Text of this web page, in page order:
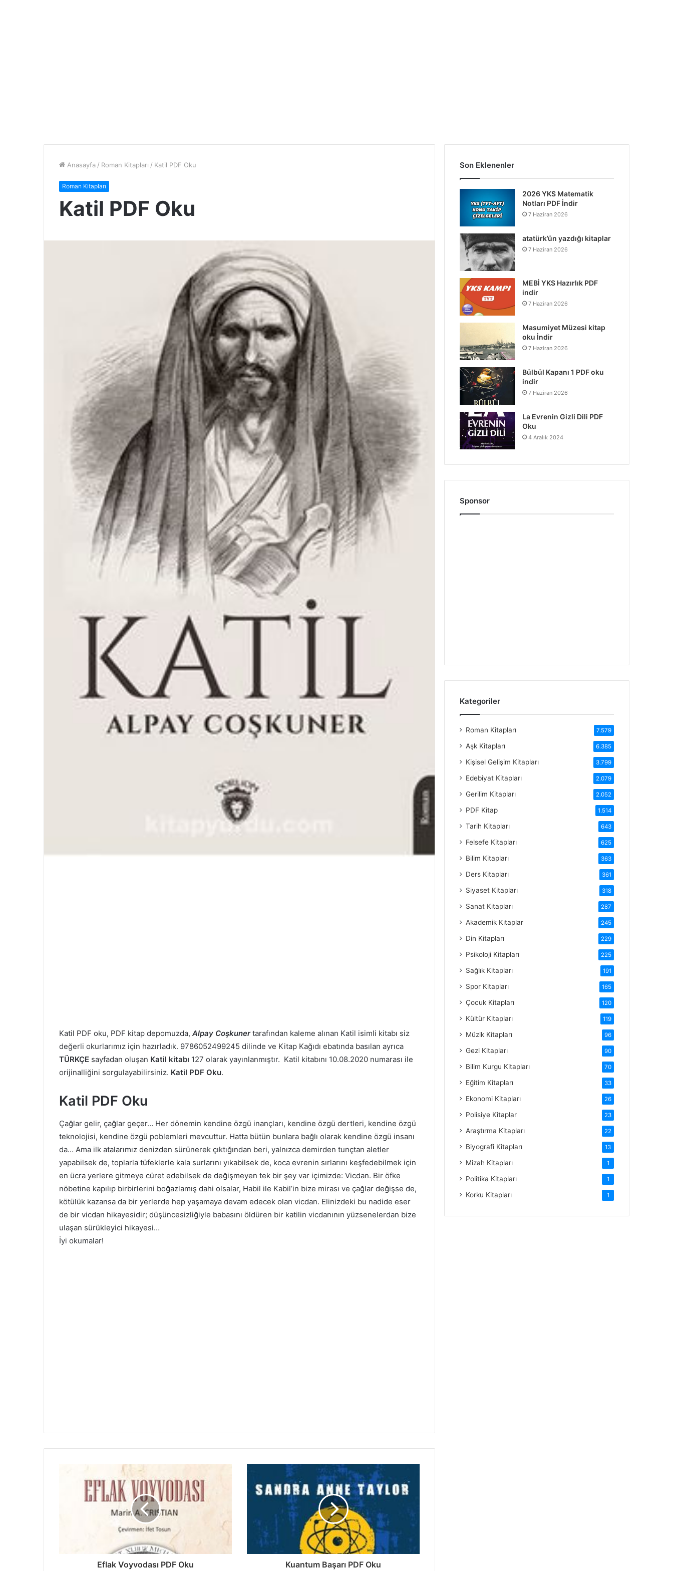
Anasayfa / Roman Kitapları / Katil PDF Oku
Roman Kitapları
Katil PDF Oku
Katil PDF oku, PDF kitap depomuzda, Alpay Coşkunertarafından kaleme alınan Katil isimli kitabı siz
değerli okurlarımız için hazırladık. 9786052499245 dilinde ve Kitap Kağıdı ebatında basılan ayrıca
TÜRKÇE sayfadan oluşan Katil kitabı 127 olarak yayınlanmıştır. Katil kitabını 10.08.2020 numarası ile
orijinalliğini sorgulayabilirsiniz. Katil PDF Oku.
Katil PDF Oku
Çağlar gelir, çağlar geçer… Her dönemin kendine özgü inançları, kendine özgü dertleri, kendine özgü
teknolojisi, kendine özgü poblemleri mevcuttur. Hatta bütün bunlara bağlı olarak kendine özgü insanı
da… Ama ilk atalarımız denizden sürünerek çıktığından beri, yalnızca demirden tunçtan aletler
yapabilsek de, toplarla tüfeklerle kala surlarını yıkabilsek de, koca evrenin sırlarını keşfedebilmek için
en ücra yerlere gitmeye cüret edebilsek de değişmeyen tek bir şey var içimizde: Vicdan. Bir öfke
nöbetine kapılıp birbirlerini boğazlamış dahi olsalar, Habil ile Kabil’in bize mirası ve çağlar değişse de,
kötülük kazansa da bir yerlerde hep yaşamaya devam edecek olan vicdan. Elinizdeki bu nadide eser
de bir vicdan hikayesidir; düşüncesizliğiyle babasını öldüren bir katilin vicdanının yüzsenelerdan bize
ulaşan sürükleyici hikayesi…
İyi okumalar!
Eflak Voyvodası PDF Oku Kuantum Başarı PDF Oku
Son Eklenenler
2026 YKS Matematik
Notları PDF İndir
7 Haziran 2026
atatürk’ün yazdığı kitaplar
7 Haziran 2026
MEBİ YKS Hazırlık PDF
indir
7 Haziran 2026
Masumiyet Müzesi kitap
oku İndir
7 Haziran 2026
Bülbül Kapanı 1 PDF oku
indir
7 Haziran 2026
La Evrenin Gizli Dili PDF
Oku
4 Aralık 2024
Sponsor
Kategoriler
Roman Kitapları 7.579
Aşk Kitapları 6.385
Kişisel Gelişim Kitapları 3.799
Edebiyat Kitapları 2.079
Gerilim Kitapları 2.052
PDF Kitap 1.514
Tarih Kitapları 643
Felsefe Kitapları 625
Bilim Kitapları 363
Ders Kitapları 361
Siyaset Kitapları 318
Sanat Kitapları 287
Akademik Kitaplar 245
Din Kitapları 229
Psikoloji Kitapları 225
Sağlık Kitapları 191
Spor Kitapları 165
Çocuk Kitapları 120
Kültür Kitapları 119
Müzik Kitapları 96
Gezi Kitapları 90
Bilim Kurgu Kitapları 70
Eğitim Kitapları 33
Ekonomi Kitapları 26
Polisiye Kitaplar 23
Araştırma Kitapları 22
Biyografi Kitapları 13
Mizah Kitapları 1
Politika Kitapları 1
Korku Kitapları 1